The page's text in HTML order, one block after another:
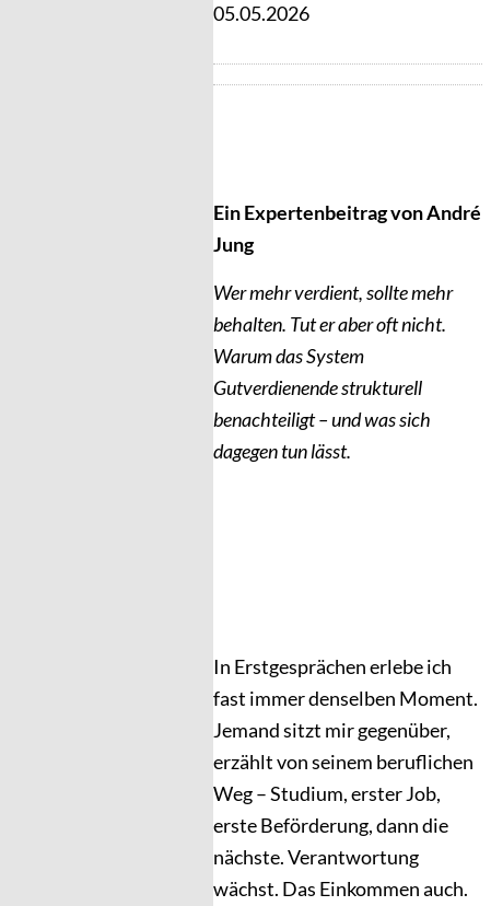
05.05.2026
Ein Expertenbeitrag von André
Jung
Wer mehr verdient, sollte mehr
behalten. Tut er aber oft nicht.
Warum das System
Gutverdienende strukturell
benachteiligt – und was sich
dagegen tun lässt.
In Erstgesprächen erlebe ich
fast immer denselben Moment.
Jemand sitzt mir gegenüber,
erzählt von seinem beruflichen
Weg – Studium, erster Job,
erste Beförderung, dann die
nächste. Verantwortung
wächst. Das Einkommen auch.